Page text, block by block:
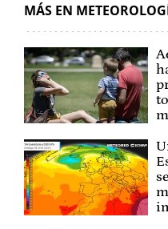
MÁS EN